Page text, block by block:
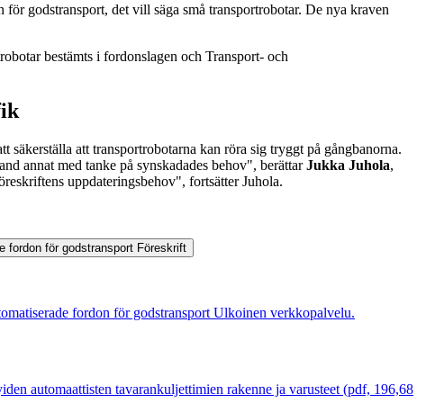
godstransport, det vill säga små transportrobotar. De nya kraven
bestämts i fordonslagen och Transport- och
att transportrobotarna kan röra sig tryggt på gångbanorna.
annat med tanke på synskadades behov", berättarJukka Juhola,
uppdateringsbehov", fortsätter Juhola.
fordon för godstransport Föreskrift
fordon för godstransport Ulkoinen verkkopalvelu.
automaattisten tavarankuljettimien rakenne ja varusteet (pdf, 196,68